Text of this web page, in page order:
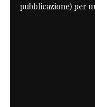
pubblicazione) per